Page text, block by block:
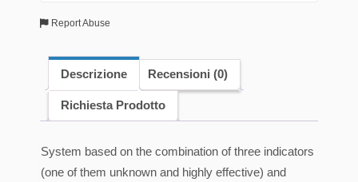
Report Abuse
Descrizione Recensioni (0)
Richiesta Prodotto
System based on the combination of three indicators
(one of them unknown and highly effective) and